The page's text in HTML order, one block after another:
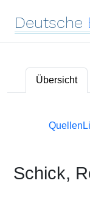
Deutsche
Übersicht
Quellen
Schick,